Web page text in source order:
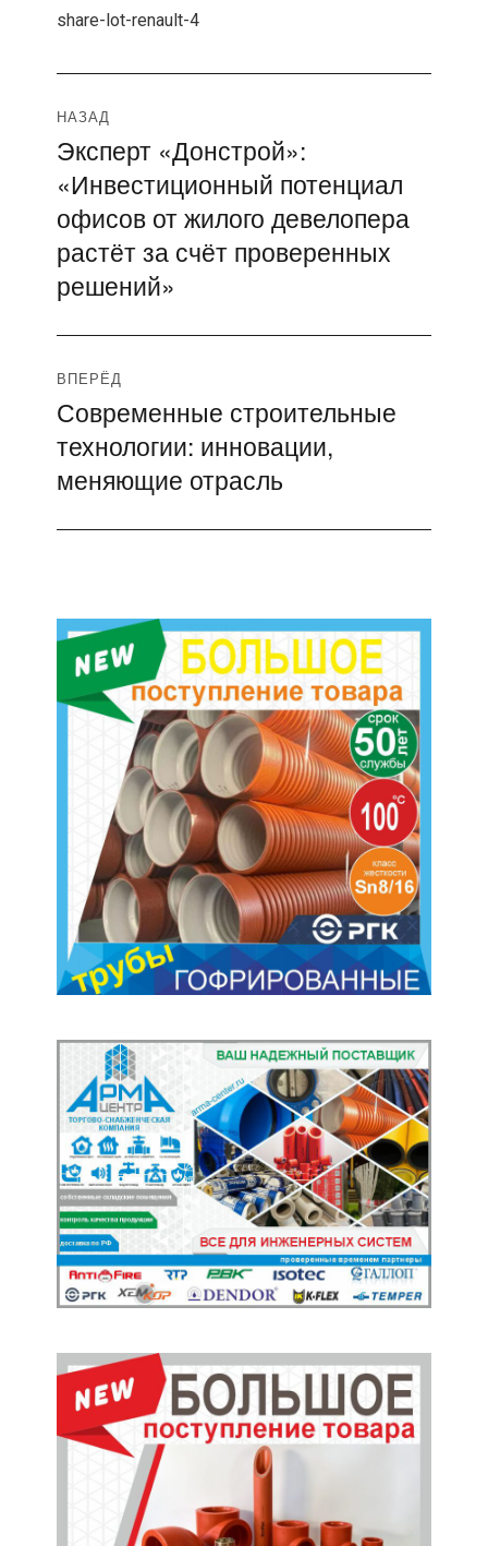
share-lot-renault-4
Навигация
по
записям
НАЗАД
Предыдущая
запись:
Эксперт «Донстрой»:
«Инвестиционный потенциал
офисов от жилого девелопера
растёт за счёт проверенных
решений»
ВПЕРЁД
Следующая
запись:
Современные строительные
технологии: инновации,
меняющие отрасль